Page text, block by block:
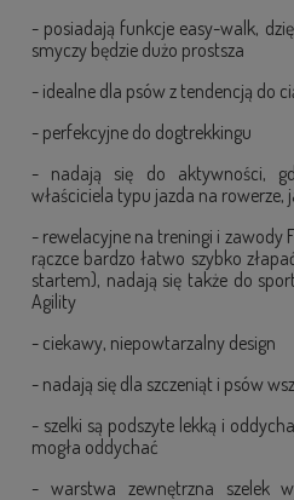
- posiadają funkcje easy-walk,
smyczy będzie dużo prostsza
- idealne dla psów z tendencją do
- perfekcyjne do dogtrekkingu
- nadają się do aktywności,
właściciela typu jazda na rowerze,
- rewelacyjne na treningi i zawody
rączce bardzo łatwo szybko
startem), nadają się także do
Agility
- ciekawy, niepowtarzalny design
- nadają się dla szczeniąt i psów
- szelki są podszyte lekką i
mogła oddychać
- warstwa zewnętrzna szelek